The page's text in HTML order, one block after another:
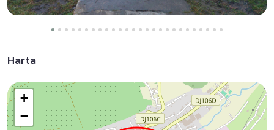
Harta
+
−